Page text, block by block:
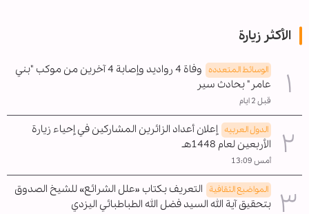
الأكثر زيارة
الوسائط المتعدده
وفاة 4 رواديد وإصابة 4 آخرين من موكب "بني
عامر" بحادث سير
قبل 2 ايام
الدول العربیه إعلان أعداد الزائرين المشاركين في إحياء زيارة
الأربعين لعام 1448هـ
أمس 13:09
المواضیع الثقافية التعريف بكتاب «علل الشرائع» للشيخ الصدوق
بتحقيق آية الله السيد فضل الله الطباطبائي اليزدي